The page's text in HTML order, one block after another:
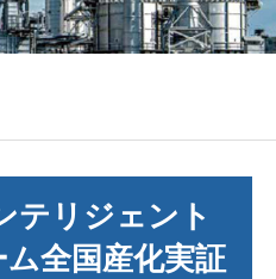
テリジェント
全国産化実証